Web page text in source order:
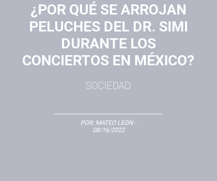
¿POR QUÉ SE ARROJAN
PELUCHES DEL DR. SIMI
DURANTE LOS
CONCIERTOS EN MÉXICO?
SOCIEDAD
POR: MATEO LEÓN-
08/16/2022